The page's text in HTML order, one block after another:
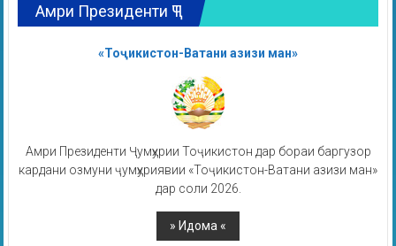
Амри Президенти ҶТ
«Тоҷикистон-Ватани азизи ман»
Амри Президенти Ҷумҳурии Тоҷикистон дар бораи баргузор
кардани озмуни ҷумҳуриявии «Тоҷикистон-Ватани азизи ман»
дар соли 2026.